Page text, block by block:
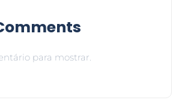
para mostrar.